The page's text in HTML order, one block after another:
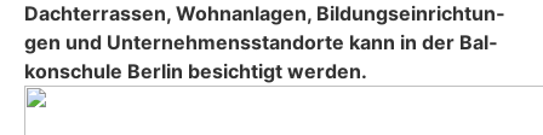
Dach­ter­ras­sen, Wohn­an­la­gen, Bil­dungs­ein­rich­tun­
gen und Unter­neh­mens­stand­or­te kann in der Bal­
kon­schu­le Ber­lin besich­tigt wer­den.